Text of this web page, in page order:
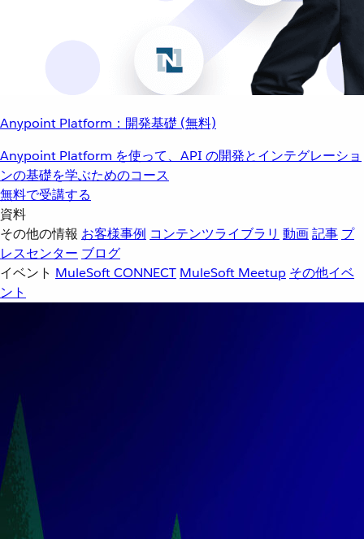
Anypoint Platform：開発基礎 (無料)
Anypoint Platform を使って、API の開発とインテグレーショ
ンの基礎を学ぶためのコース
無料で受講する
資料
その他の情報 お客様事例 コンテンツライブラリ 動画記事 プ
レスセンター ブログ
イベント MuleSoft CONNECT MuleSoft Meetup その他イベ
ント